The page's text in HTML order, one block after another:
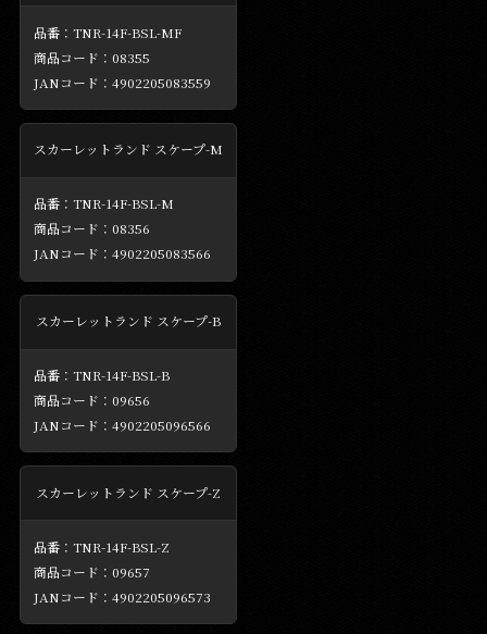
TNR-14F-BSL-MF
08355
4902205083559
スカーレットランド スケープ-M
TNR-14F-BSL-M
08356
4902205083566
スカーレットランド スケープ-B
TNR-14F-BSL-B
09656
4902205096566
スカーレットランド スケープ-Z
TNR-14F-BSL-Z
09657
4902205096573